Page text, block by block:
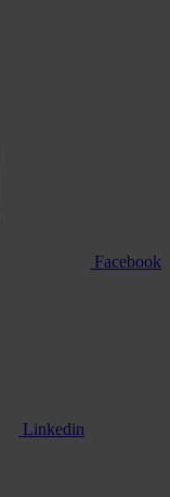
Facebook
Linkedin